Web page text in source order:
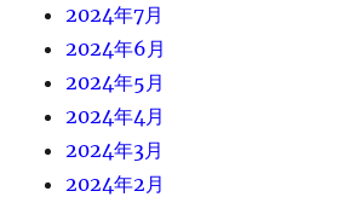
2024年7月
2024年6月
2024年5月
2024年4月
2024年3月
2024年2月